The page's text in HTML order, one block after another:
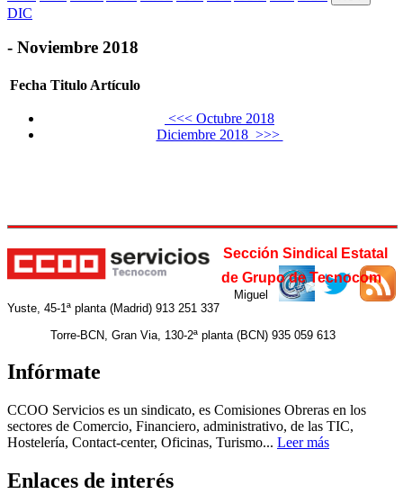
DIC
- Noviembre 2018
Fecha Titulo Artículo
<<< Octubre 2018
Diciembre 2018 >>>
Sección Sindical Estatal
de Grupo de Tecnocom
Miguel
Yuste, 45-1ª planta (Madrid) 913 251 337
Torre-BCN, Gran Via, 130-2ª planta (BCN) 935 059 613
Infórmate
CCOO Servicios es un sindicato, es Comisiones Obreras en los
sectores de Comercio, Financiero, administrativo, de las TIC,
Hostelería, Contact-center, Oficinas, Turismo... Leer más
Enlaces de interés